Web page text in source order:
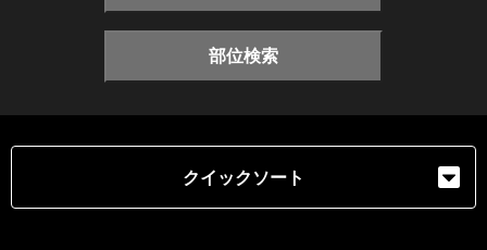
部位検索
クイックソート